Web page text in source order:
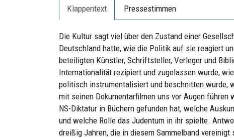
Klappentext Pressestimmen
Die Kultur sagt viel über den Zustand einer
Deutschland hatte, wie die Politik auf sie reagiert
beteiligten Künstler, Schriftsteller, Verleger und
Internationalität rezipiert und zugelassen wurde,
politisch instrumentalisiert und beschnitten wurde,
mit seinen Dokumentarfilmen uns vor Augen
NS-Diktatur in Büchern gefunden hat, welche
und welche Rolle das Judentum in ihr spielte.
dreißig Jahren, die in diesem Sammelband vereinigt